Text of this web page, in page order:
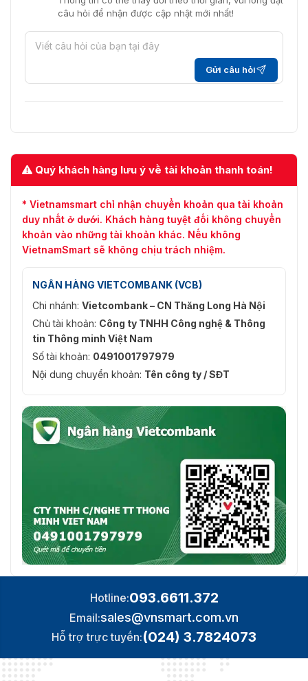
câu hỏi để nhận được cập nhật mới nhất!
Gửi câu hỏi
Quý khách hàng lưu ý về tài khoản thanh toán!
* Vietnamsmart chỉ nhận chuyển khoản qua tài khoản
duy nhất ở dưới. Khách hàng tuyệt đối không chuyển
khoản vào những tài khoản khác. Nếu không
VietnamSmart sẽ không chịu trách nhiệm.
NGÂN HÀNG VIETCOMBANK (VCB)
Chi nhánh: Vietcombank – CN Thăng Long Hà Nội
Chủ tài khoản: Công ty TNHH Công nghệ & Thông
tin Thông minh Việt Nam
Số tài khoản: 0491001797979
Nội dung chuyển khoản: Tên công ty / SĐT
Hotline:093.6611.372
Email:sales@vnsmart.com.vn
Hỗ trợ trực tuyến:(024) 3.7824073